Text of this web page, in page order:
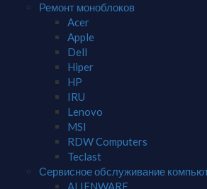
Ремонт моноблоков
Acer
Apple
Dell
Hiper
HP
IRU
Lenovo
MSI
RDW Computers
Teclast
Сервисное обслуживание
ALIENWARE